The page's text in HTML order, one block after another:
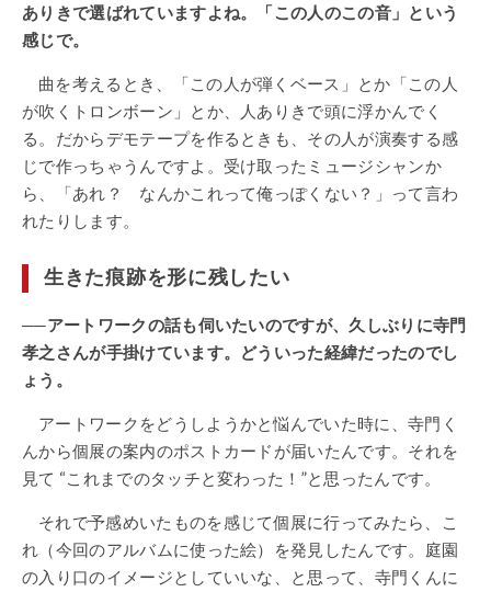
ありきで選ばれていますよね。「この人のこの音」という
感じで。
曲を考えるとき、「この人が弾くベース」とか「この人
が吹くトロンボーン」とか、人ありきで頭に浮かんでく
る。だからデモテープを作るときも、その人が演奏する感
じで作っちゃうんですよ。受け取ったミュージシャンか
ら、「あれ？ なんかこれって俺っぽくない？」って言わ
れたりします。
生きた痕跡を形に残したい
──アートワークの話も伺いたいのですが、久しぶりに寺門
孝之さんが手掛けています。どういった経緯だったのでし
ょう。
アートワークをどうしようかと悩んでいた時に、寺門く
んから個展の案内のポストカードが届いたんです。それを
見て “これまでのタッチと変わった！”と思ったんです。
それで予感めいたものを感じて個展に行ってみたら、こ
れ（今回のアルバムに使った絵）を発見したんです。庭園
の入り口のイメージとしていいな、と思って、寺門くんに